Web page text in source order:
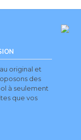
original et
des
à seulement
que vos